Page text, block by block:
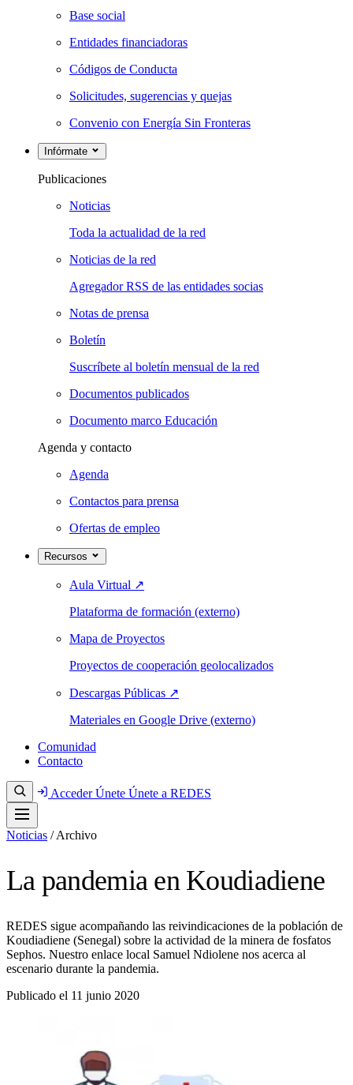
Base social
Entidades financiadoras
Códigos de Conducta
Solicitudes, sugerencias y quejas
Convenio con Energía Sin Fronteras
Infórmate
Publicaciones
Noticias
Toda la actualidad de la red
Noticias de la red
Agregador RSS de las entidades socias
Notas de prensa
Boletín
Suscríbete al boletín mensual de la red
Documentos publicados
Documento marco Educación
Agenda y contacto
Agenda
Contactos para prensa
Ofertas de empleo
Recursos
Aula Virtual ↗
Plataforma de formación (externo)
Mapa de Proyectos
Proyectos de cooperación geolocalizados
Descargas Públicas ↗
Materiales en Google Drive (externo)
Comunidad
Contacto
AccederÚnete Únete a REDES
Noticias / Archivo
La pandemia en Koudiadiene
REDES sigue acompañando las reivindicaciones de la población de
Koudiadiene (Senegal) sobre la actividad de la minera de fosfatos
Sephos. Nuestro enlace local Samuel Ndiolene nos acerca al
escenario durante la pandemia.
Publicado el 11 junio 2020